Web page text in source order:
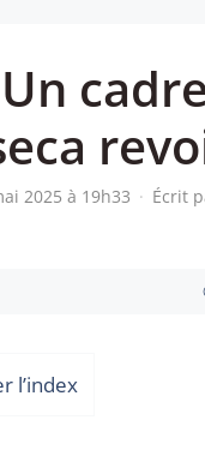
2025 à 19h33 · Écrit
l’index